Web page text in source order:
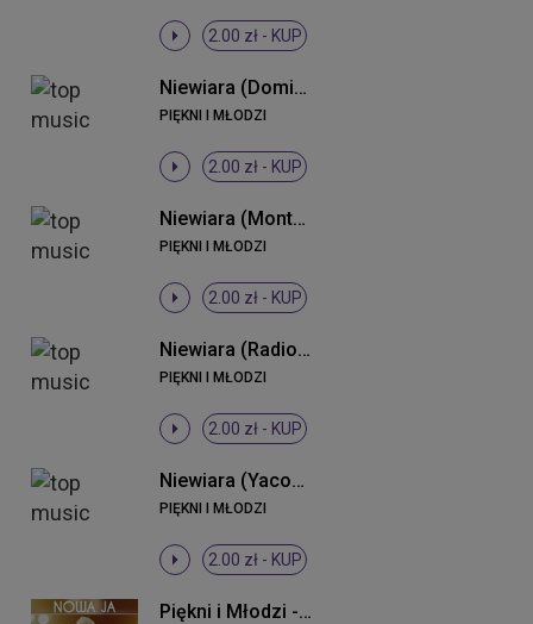
2.00 zł - KUP
Niewiara (Dominium Remix)
PIĘKNI I MŁODZI
2.00 zł - KUP
Niewiara (Monteiro 2013 Remix)
PIĘKNI I MŁODZI
2.00 zł - KUP
Niewiara (Radio Edit)
PIĘKNI I MŁODZI
2.00 zł - KUP
Niewiara (Yacoop vs. K & N Remix)
PIĘKNI I MŁODZI
2.00 zł - KUP
Piękni i Młodzi - Nowa ja